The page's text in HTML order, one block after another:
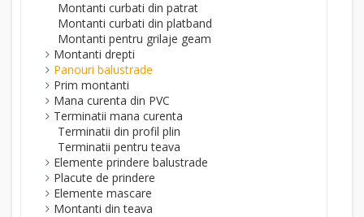
Montanti curbati din patrat
Montanti curbati din platband
Montanti pentru grilaje geam
Montanti drepti
Panouri balustrade
Prim montanti
Mana curenta din PVC
Terminatii mana curenta
Terminatii din profil plin
Terminatii pentru teava
Elemente prindere balustrade
Placute de prindere
Elemente mascare
Montanti din teava